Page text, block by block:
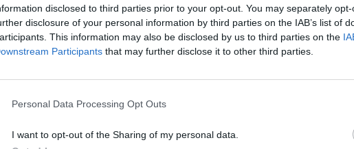
disclosed to third parties prior to your opt-out. You may separately
disclosure of your personal information by third parties on the IAB’s list of
This information may also be disclosed by us to third parties on the
Participants that may further disclose it to other third parties.
Personal Data Processing Opt Outs
I want to opt-out of the Sharing of my personal data.
στοGoogle Newsκαι στοFacebook
κανάλι μας στοYouTube